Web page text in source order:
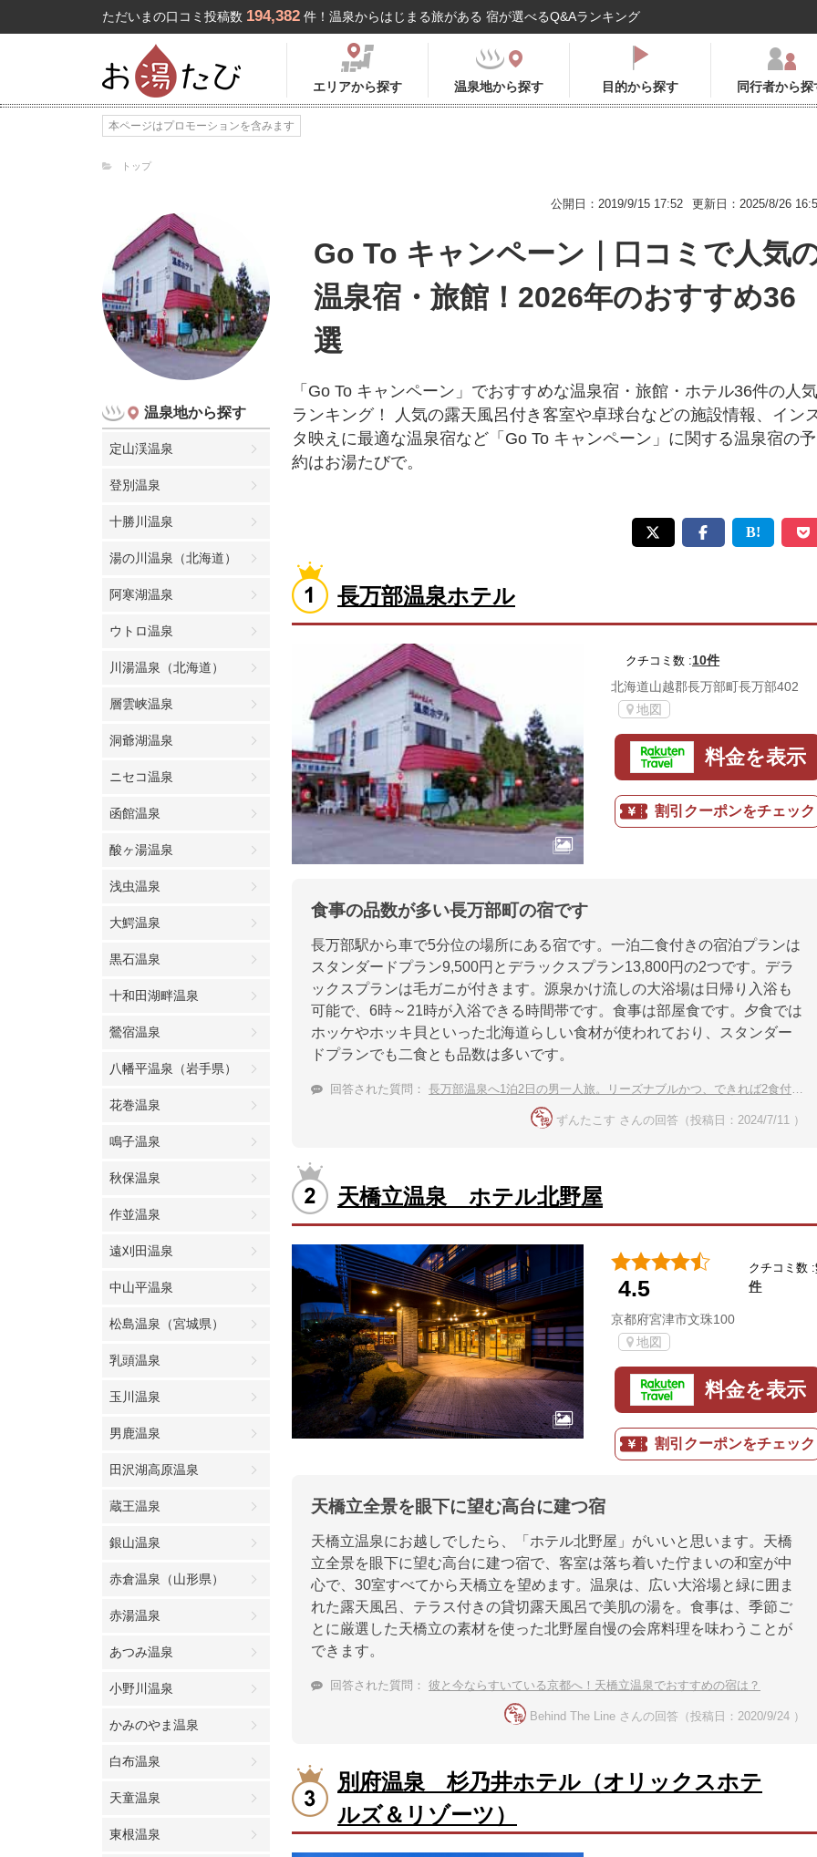
ただいまの口コミ投稿数 194,382 件！温泉からはじまる旅がある 宿が選べるQ&Aランキング
エリアから探す 温泉地から探す 目的から探す 同行者から探
本ページはプロモーションを含みます
トップ
公開日：2019/9/15 17:52 更新日：2025/8/26
温泉地から探す
定山渓温泉
登別温泉
十勝川温泉
湯の川温泉（北海道）
阿寒湖温泉
ウトロ温泉
川湯温泉（北海道）
層雲峡温泉
洞爺湖温泉
ニセコ温泉
函館温泉
酸ヶ湯温泉
浅虫温泉
大鰐温泉
黒石温泉
十和田湖畔温泉
鶯宿温泉
八幡平温泉（岩手県）
花巻温泉
鳴子温泉
秋保温泉
作並温泉
遠刈田温泉
中山平温泉
松島温泉（宮城県）
乳頭温泉
玉川温泉
男鹿温泉
田沢湖高原温泉
蔵王温泉
銀山温泉
赤倉温泉（山形県）
赤湯温泉
あつみ温泉
小野川温泉
かみのやま温泉
白布温泉
天童温泉
東根温泉
Go To キャンペーン｜口コミで人気
温泉宿・旅館！2026年のおすすめ36
選
「Go To キャンペーン」でおすすめな温泉宿・旅館・ホテル36件の人気
ランキング！ 人気の露天風呂付き客室や卓球台などの施設情報、イン
タ映えに最適な温泉宿など「Go To キャンペーン」に関する温泉宿の予
約はお湯たびで。
長万部温泉ホテル
クチコミ数 :10件
北海道山越郡長万部町長万部402
地図
料金を表示
割引クーポンをチェック
食事の品数が多い長万部町の宿です
長万部駅から車で5分位の場所にある宿です。一泊二食付きの宿泊プランは
スタンダードプラン9,500円とデラックスプラン13,800円の2つです。デラ
ックスプランは毛ガニが付きます。源泉かけ流しの大浴場は日帰り入浴も
可能で、6時～21時が入浴できる時間帯です。食事は部屋食です。夕食では
ホッケやホッキ貝といった北海道らしい食材が使われており、スタンダー
ドプランでも二食とも品数は多いです。
回答された質問： 長万部温泉へ1泊2日の男一人旅。リーズナブルかつ、できれば2食付きの宿に泊まりたいです。
ずんたこす さんの回答（投稿日：2024/7/11 ）
天橋立温泉 ホテル北野屋
4.5
クチコミ数 :
件
京都府宮津市文珠100
地図
料金を表示
割引クーポンをチェック
天橋立全景を眼下に望む高台に建つ宿
天橋立温泉にお越しでしたら、「ホテル北野屋」がいいと思います。天橋
立全景を眼下に望む高台に建つ宿で、客室は落ち着いた佇まいの和室が中
心で、30室すべてから天橋立を望めます。温泉は、広い大浴場と緑に囲ま
れた露天風呂、テラス付きの貸切露天風呂で美肌の湯を。食事は、季節ご
とに厳選した天橋立の素材を使った北野屋自慢の会席料理を味わうことが
できます。
回答された質問： 彼と今ならすいている京都へ！天橋立温泉でおすすめの宿は？
Behind The Line さんの回答（投稿日：2020/9/24 ）
別府温泉 杉乃井ホテル（オリックスホテ
ルズ＆リゾーツ）